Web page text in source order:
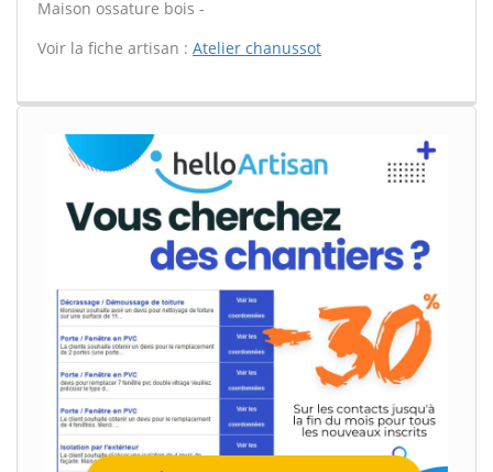
Maison ossature bois -
Voir la fiche artisan : Atelier chanussot